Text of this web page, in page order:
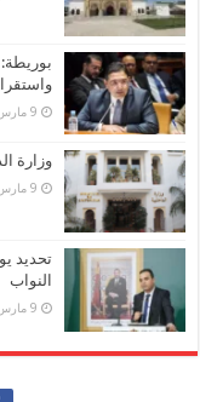
9 مارس، 2026
وزارة
9 مارس، 2026
النواب
9 مارس، 2026